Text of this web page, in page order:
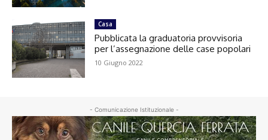
Casa
Pubblicata la graduatoria provvisoria
per l’assegnazione delle case popolari
10 Giugno 2022
- Comunicazione Istituzionale -